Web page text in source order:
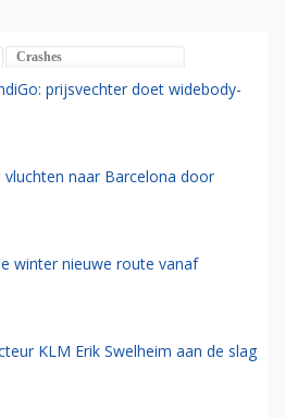
Crashes
prijsvechter doet widebody-
naar Barcelona door
winter nieuwe route vanaf
KLM Erik Swelheim aan de slag